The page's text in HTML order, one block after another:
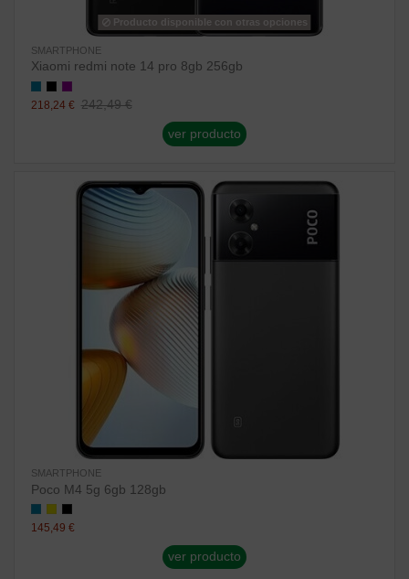
Producto disponible con otras opciones
SMARTPHONE
Xiaomi redmi note 14 pro 8gb 256gb
218,24 € 242,49 €
ver producto
SMARTPHONE
Poco M4 5g 6gb 128gb
145,49 €
ver producto